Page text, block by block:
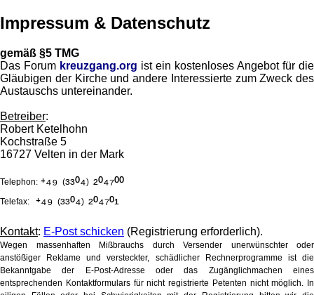
Impressum & Datenschutz
gemäß §5 TMG
Das Forum kreuzgang.org ist ein kostenloses Angebot für die
Gläubigen der Kirche und andere Interessierte zum Zweck des
Austauschs untereinander.
Betreiber:
Robert Ketelhohn
Kochstraße 5
16727 Velten in der Mark
Telephon: ⁺⁴⁹ (³³⁰⁴) ²⁰⁴⁷⁰⁰
Telefax: ⁺⁴⁹ (³³⁰⁴) ²⁰⁴⁷⁰¹
Kontakt: E-Post schicken (Registrierung erforderlich).
Wegen massenhaften Mißbrauchs durch Versender unerwünschter oder
anstößiger Reklame und versteckter, schädlicher Rechnerprogramme ist die
Bekanntgabe der E-Post-Adresse oder das Zugänglichmachen eines
entsprechenden Kontaktformulars für nicht registrierte Petenten nicht möglich. In